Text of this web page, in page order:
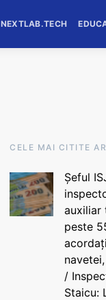
NEXTLAB.TECH
CELE MAI CITITE
Șeful
auxiliar
peste
/
Staicu: